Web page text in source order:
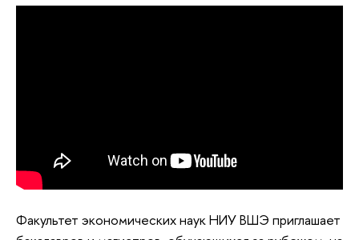
Факультет экономических наук НИУ ВШЭ приглашает